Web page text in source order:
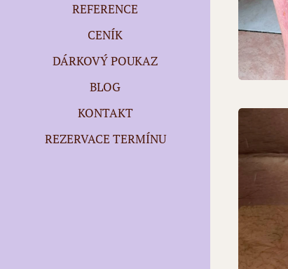
REFERENCE
CENÍK
DÁRKOVÝ POUKAZ
BLOG
KONTAKT
REZERVACE TERMÍNU